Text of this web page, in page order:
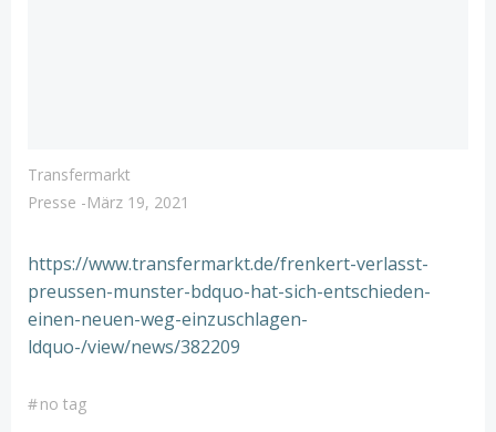
Transfermarkt
Presse -März 19, 2021
https://www.transfermarkt.de/frenkert-verlasst-
preussen-munster-bdquo-hat-sich-entschieden-
einen-neuen-weg-einzuschlagen-
ldquo-/view/news/382209
#no tag